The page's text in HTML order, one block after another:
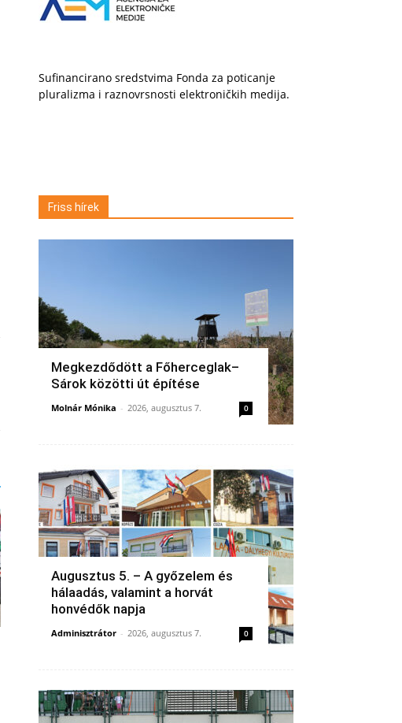
Sufinancirano sredstvima Fonda za poticanje
pluralizma i raznovrsnosti elektroničkih medija.
Friss hírek
Megkezdődött a Főherceglak–
Sárok közötti út építése
Molnár Mónika - 2026, augusztus 7. 0
Augusztus 5. – A győzelem és
hálaadás, valamint a horvát
honvédők napja
Adminisztrátor - 2026, augusztus 7. 0